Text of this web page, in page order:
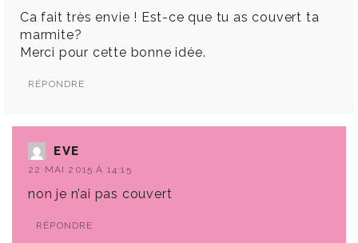
Ca fait très envie ! Est-ce que tu as couvert ta
marmite?
Merci pour cette bonne idée.
RÉPONDRE
EVE
22 MAI 2015 À 14:15
non je n’ai pas couvert
RÉPONDRE